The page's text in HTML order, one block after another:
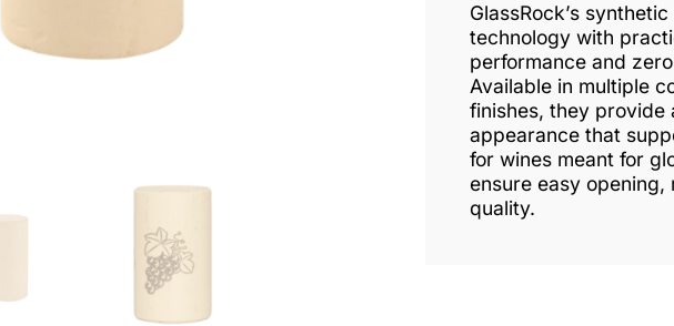
GlassRock’s
technology with
performance and
Available in multiple
finishes, they provide
appearance that
for wines meant for
ensure easy
quality.